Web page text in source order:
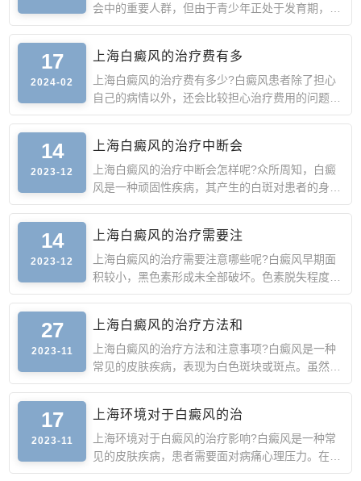
会中的重要人群，但由于青少年正处于发育期，此
时身体抵抗力较弱
17
2024-02
上海白癜风的治疗费有多
上海白癜风的治疗费有多少?白癜风患者除了担心
自己的病情以外，还会比较担心治疗费用的问题。
由于白癜风的诱因
14
2023-12
上海白癜风的治疗中断会
上海白癜风的治疗中断会怎样呢?众所周知，白癜
风是一种顽固性疾病，其产生的白斑对患者的身心
造成严重的影响，
14
2023-12
上海白癜风的治疗需要注
上海白癜风的治疗需要注意哪些呢?白癜风早期面
积较小，黑色素形成未全部破坏。色素脱失程度较
轻，这时去正规医
27
2023-11
上海白癜风的治疗方法和
上海白癜风的治疗方法和注意事项?白癜风是一种
常见的皮肤疾病，表现为白色斑块或斑点。虽然它
不是一种严重的疾
17
2023-11
上海环境对于白癜风的治
上海环境对于白癜风的治疗影响?白癜风是一种常
见的皮肤疾病，患者需要面对病痛心理压力。在治
疗白癜风的过程中